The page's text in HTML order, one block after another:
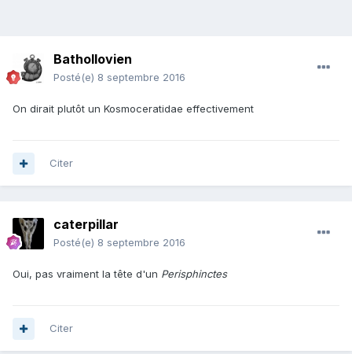
Bathollovien
Posté(e) 8 septembre 2016
On dirait plutôt un Kosmoceratidae effectivement
Citer
caterpillar
Posté(e) 8 septembre 2016
Oui, pas vraiment la tête d'un Perisphinctes
Citer